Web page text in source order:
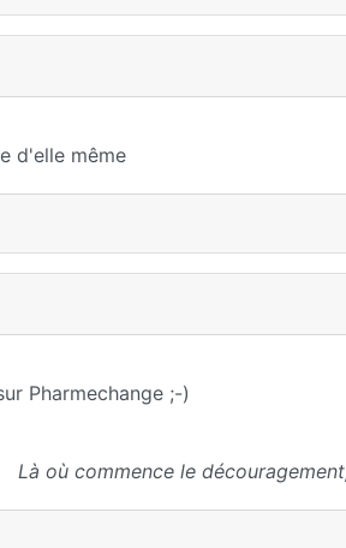
d'elle même
Pharmechange ;-)
Là où commence le